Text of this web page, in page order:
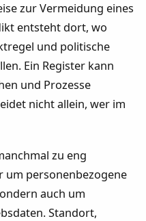
zur Vermeidung eines
entsteht dort, wo
und politische
Ein Register kann
und Prozesse
nicht allein, wer im
zu eng
um personenbezogene
auch um
Standort,